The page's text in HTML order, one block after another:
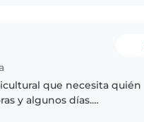
que necesita quién
y algunos días.